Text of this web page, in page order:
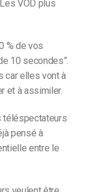
VOD plus
% de vos
10 secondes”.
car elles vont à
et à assimiler.
téléspectateurs
pensé à
entre le